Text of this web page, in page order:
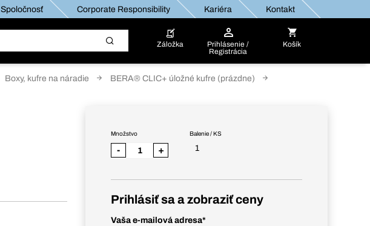
Spoločnosť Corporate Responsibility Kariéra Kontakt
Záložka
Prihlásenie /
Registrácia
Košík
Boxy, kufre na náradie
BERA® CLIC+ úložné kufre (prázdne)
Balenie / KS
1
Množstvo
- +
Prihlásiť sa a zobraziť ceny
Vaša e-mailová adresa*